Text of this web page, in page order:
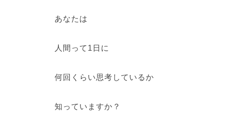
あなたは
人間って1日に
何回くらい思考しているか
知っていますか？